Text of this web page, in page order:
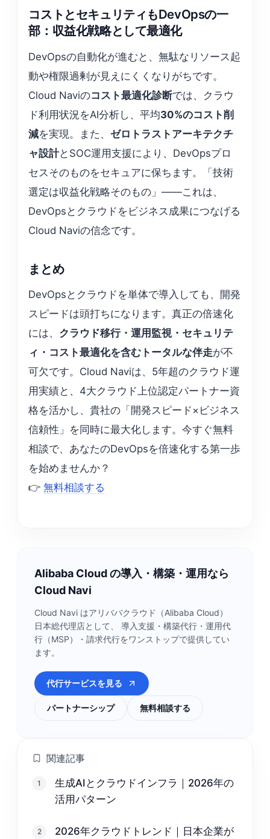
コストとセキュリティもDevOpsの一
部：収益化戦略として最適化
DevOpsの自動化が進むと、無駄なリソース起
動や権限過剰が見えにくくなりがちです。
Cloud Naviのコスト最適化診断では、クラウ
ド利用状況をAI分析し、平均30%のコスト削
減を実現。また、 ゼロトラストアーキテクチ
ャ設計とSOC運用支援により、DevOpsプロ
セスそのものをセキュアに保ちます。「技術
選定は収益化戦略そのもの」——これは、
DevOpsとクラウドをビジネス成果につなげる
Cloud Naviの信念です。
まとめ
DevOpsとクラウドを単体で導入しても、開発
スピードは頭打ちになります。真正の倍速化
には、 クラウド移行・運用監視・セキュリテ
ィ・コスト最適化を含むトータルな伴走が不
可欠です。Cloud Naviは、5年超のクラウド運
用実績と、4大クラウド上位認定パートナー資
格を活かし、貴社の「開発スピード×ビジネス
信頼性」を同時に最大化します。今すぐ無料
相談で、あなたのDevOpsを倍速化する第一歩
を始めませんか？
👉無料相談する
Alibaba Cloud の導入・構築・運用なら
Cloud Navi
Cloud Navi はアリババクラウド（Alibaba Cloud）
日本総代理店として、 導入支援・構築代行・運用代
行（MSP）・請求代行をワンストップで提供してい
ます。
代行サービスを見る
パートナーシップ 無料相談する
関連記事
1
生成AIとクラウドインフラ｜2026年の
活用パターン
2 2026年クラウドトレンド｜日本企業が